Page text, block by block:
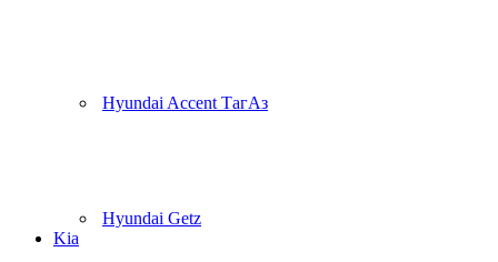
Hyundai Accent ТагАз
Hyundai Getz
Kia